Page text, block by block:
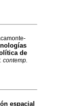
de
contemp.
espacial